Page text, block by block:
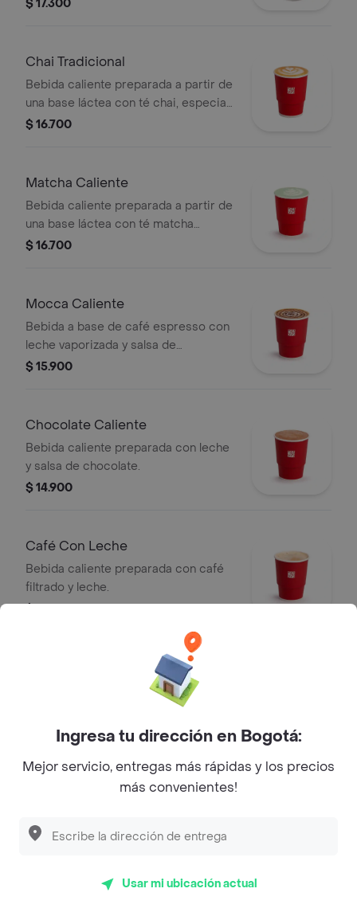
$ 17.300
Chai Tradicional
Bebida caliente preparada a partir de
una base láctea con té chai, especias
y endulzado con miel.
$ 16.700
Matcha Caliente
Bebida caliente preparada a partir de
una base láctea con té matcha
previamente endulzada.
$ 16.700
Mocca Caliente
Bebida a base de café espresso con
leche vaporizada y salsa de
chocolate.
$ 15.900
Chocolate Caliente
Bebida caliente preparada con leche
y salsa de chocolate.
$ 14.900
Café Con Leche
Bebida caliente preparada con café
filtrado y leche.
$ 11.900
Aromática del Bosque
Infusión aromática en agua caliente
de flor de jamaica, toronjil y mora.
$ 10.700
Aromática Primavera
de manzanilla, guayaba, manzana y
Ingresa tu dirección en Bogotá:
Mejor servicio, entregas más rápidas y los precios
más convenientes!
Usar mi ubicación actual